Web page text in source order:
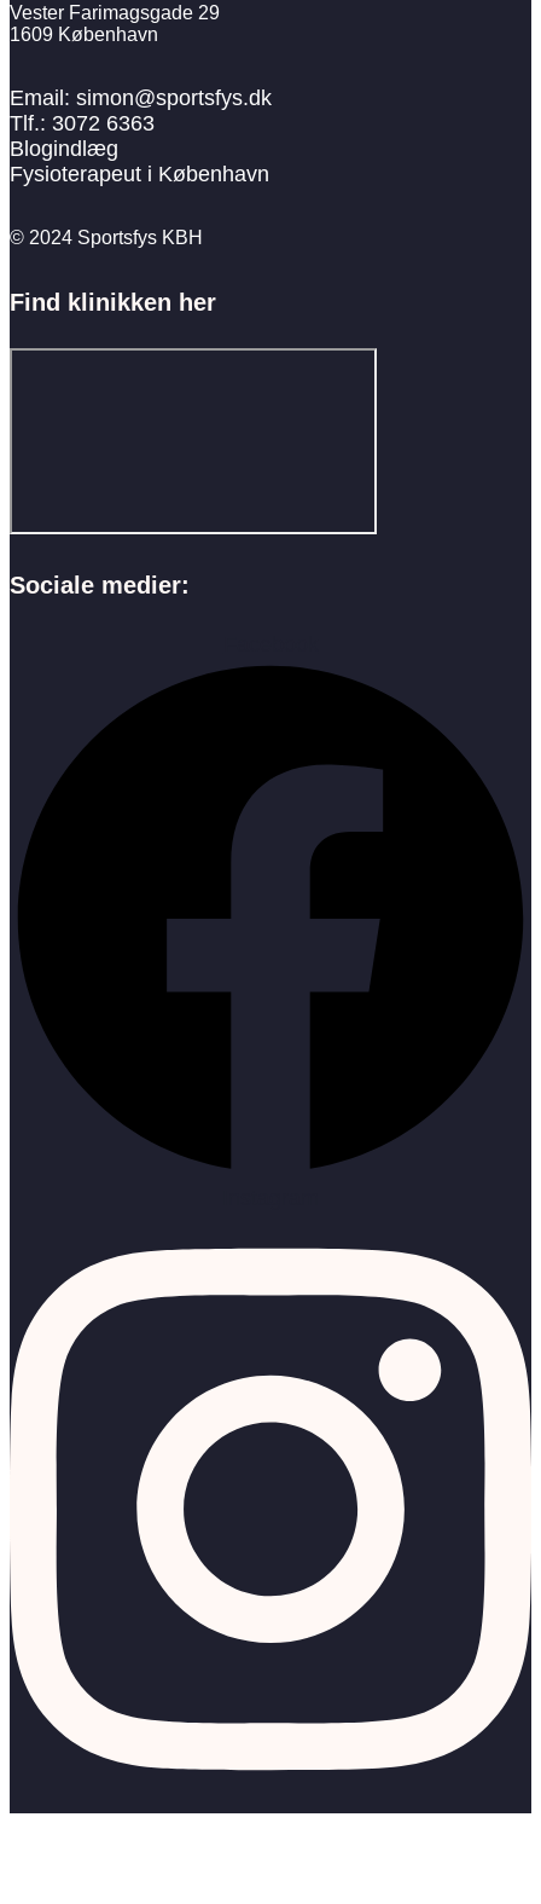
Vester Farimagsgade 29
1609 København
Email: simon@sportsfys.dk
Tlf.: 3072 6363
Blogindlæg
Fysioterapeut i København
© 2024 Sportsfys KBH
Find klinikken her
Sociale medier: